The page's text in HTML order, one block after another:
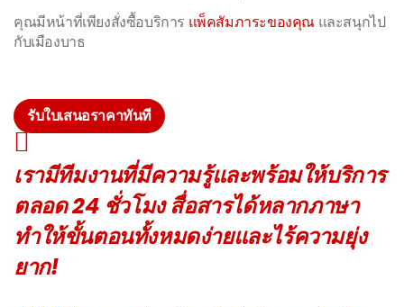
คุณมีหน้าที่เพียงสั่งซื้อบริการ แพ็คสัมภาระของคุณ และสนุกไป
กับเมืองบาธ
รับใบเสนอราคาทันที
เรามีทีมงานที่มีความรู้และพร้อมให้บริการ
ตลอด 24 ชั่วโมง สื่อสารได้หลากภาษา
ทำให้ขั้นตอนทั้งหมดง่ายและไร้ความยุ่ง
ยาก!